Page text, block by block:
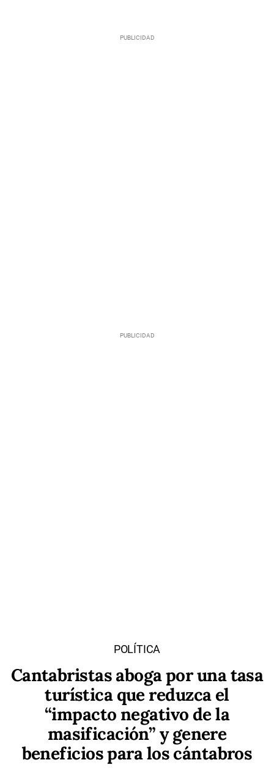
POLÍTICA
Cantabristas aboga por una tasa
turística que reduzca el
“impacto negativo de la
masificación” y genere
beneficios para los cántabros